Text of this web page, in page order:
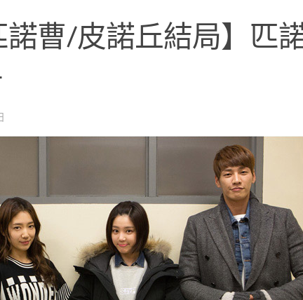
諾曹/皮諾丘結局】匹